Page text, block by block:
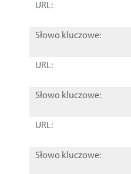
URL:
Słowo kluczowe:
URL:
Słowo kluczowe:
URL:
Słowo kluczowe: